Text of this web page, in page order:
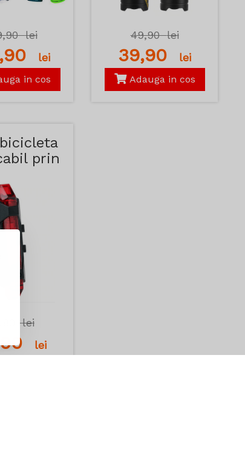
lei
lei
in cos
49,90lei
39,90 lei
Adauga in cos
prin
lei
lei